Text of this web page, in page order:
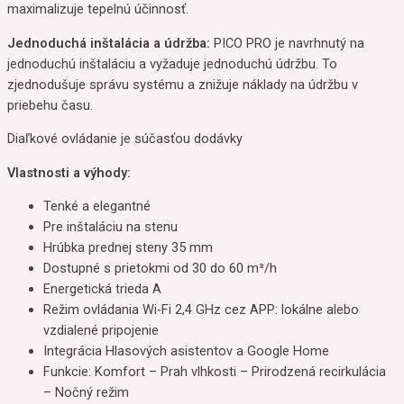
maximalizuje tepelnú účinnosť.
Jednoduchá inštalácia a údržba: PICO PRO je navrhnutý na
jednoduchú inštaláciu a vyžaduje jednoduchú údržbu. To
zjednodušuje správu systému a znižuje náklady na údržbu v
priebehu času.
Diaľkové ovládanie je súčasťou dodávky
Vlastnosti a výhody:
Tenké a elegantné
Pre inštaláciu na stenu
Hrúbka prednej steny 35 mm
Dostupné s prietokmi od 30 do 60 m³/h
Energetická trieda A
Režim ovládania Wi-Fi 2,4 GHz cez APP: lokálne alebo
vzdialené pripojenie
Integrácia Hlasových asistentov a Google Home
Funkcie: Komfort – Prah vlhkosti – Prirodzená recirkulácia
– Nočný režim